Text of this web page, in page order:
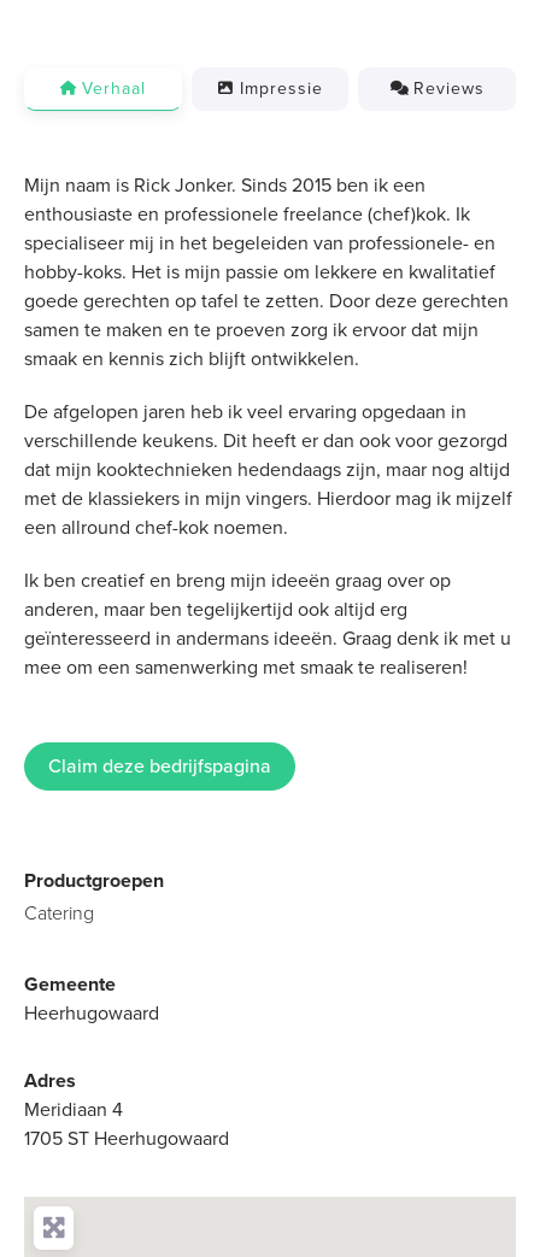
Verhaal Impressie Reviews
Mijn naam is Rick Jonker. Sinds 2015 ben ik een
enthousiaste en professionele freelance (chef)kok. Ik
specialiseer mij in het begeleiden van professionele- en
hobby-koks. Het is mijn passie om lekkere en kwalitatief
goede gerechten op tafel te zetten. Door deze gerechten
samen te maken en te proeven zorg ik ervoor dat mijn
smaak en kennis zich blijft ontwikkelen.
De afgelopen jaren heb ik veel ervaring opgedaan in
verschillende keukens. Dit heeft er dan ook voor gezorgd
dat mijn kooktechnieken hedendaags zijn, maar nog altijd
met de klassiekers in mijn vingers. Hierdoor mag ik mijzelf
een allround chef-kok noemen.
Ik ben creatief en breng mijn ideeën graag over op
anderen, maar ben tegelijkertijd ook altijd erg
geïnteresseerd in andermans ideeën. Graag denk ik met u
mee om een samenwerking met smaak te realiseren!
Claim deze bedrijfspagina
Productgroepen
Catering
Gemeente
Heerhugowaard
Adres
Meridiaan 4
1705 ST Heerhugowaard